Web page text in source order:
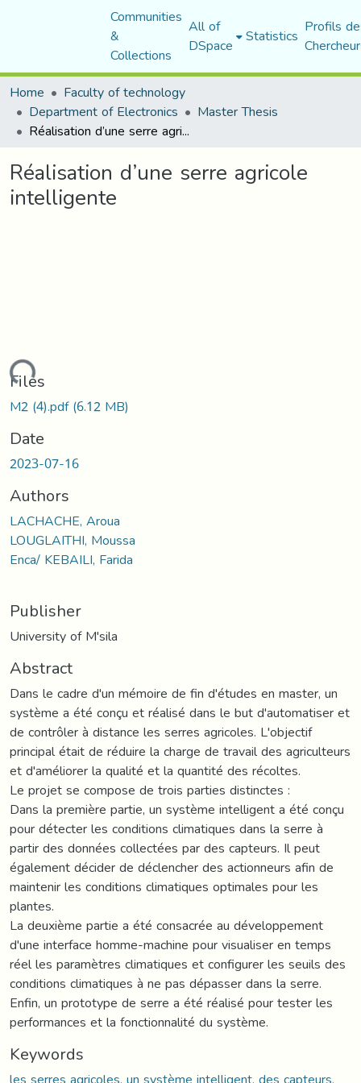
Communities
&
Collections
All of
DSpace Statistics Profils
Home
Faculty of technology
Department of Electronics Master Thesis
Réalisation d’une serre agricole intelligente
Réalisation d’une serre agricole
intelligente
Files
M2 (4).pdf(6.12 MB)
Date
2023-07-16
Authors
LACHACHE, Aroua
LOUGLAITHI, Moussa
Enca/ KEBAILI, Farida
Publisher
University of M'sila
Abstract
Dans le cadre d'un mémoire de fin d'études en master, un
système a été conçu et réalisé dans le but d'automatiser et
de contrôler à distance les serres agricoles. L'objectif
principal était de réduire la charge de travail des agriculteurs
et d'améliorer la qualité et la quantité des récoltes.
Le projet se compose de trois parties distinctes :
Dans la première partie, un système intelligent a été conçu
pour détecter les conditions climatiques dans la serre à
partir des données collectées par des capteurs. Il peut
également décider de déclencher des actionneurs afin de
maintenir les conditions climatiques optimales pour les
plantes.
La deuxième partie a été consacrée au développement
d'une interface homme-machine pour visualiser en temps
réel les paramètres climatiques et configurer les seuils des
conditions climatiques à ne pas dépasser dans la serre.
Enfin, un prototype de serre a été réalisé pour tester les
performances et la fonctionnalité du système.
Keywords